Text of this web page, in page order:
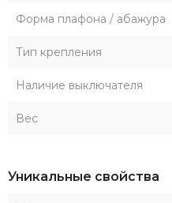
Форма плафона / абажура
Тип крепления
Наличие выключателя
Вес
Уникальные свойства